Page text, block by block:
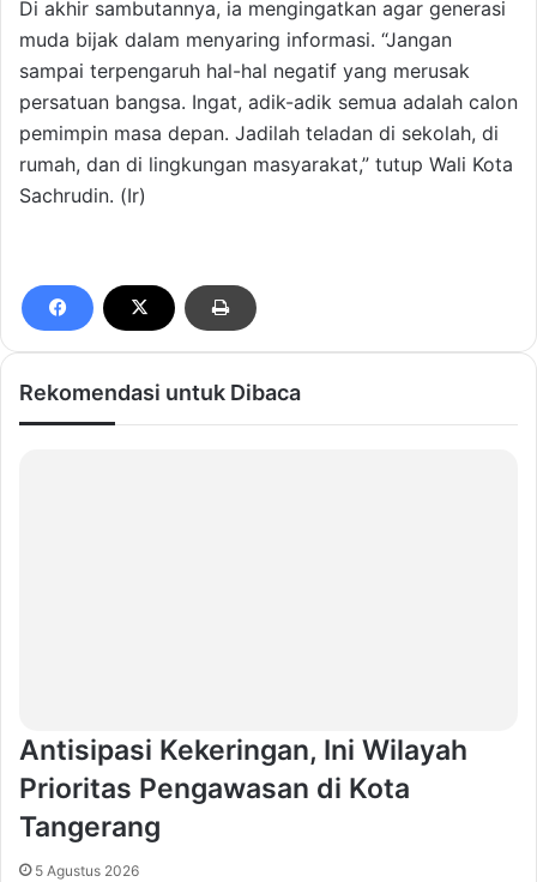
Di akhir sambutannya, ia mengingatkan agar generasi
muda bijak dalam menyaring informasi. “Jangan
sampai terpengaruh hal-hal negatif yang merusak
persatuan bangsa. Ingat, adik-adik semua adalah calon
pemimpin masa depan. Jadilah teladan di sekolah, di
rumah, dan di lingkungan masyarakat,” tutup Wali Kota
Sachrudin. (Ir)
Rekomendasi untuk Dibaca
Antisipasi Kekeringan, Ini Wilayah
Prioritas Pengawasan di Kota
Tangerang
5 Agustus 2026